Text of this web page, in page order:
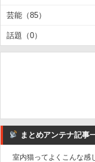
芸能（85）
話題（0）
まとめアンテナ記事
室内猫ってよくこんな感